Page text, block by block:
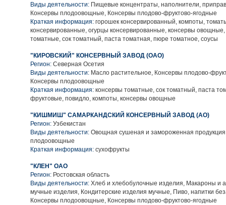
Виды деятельности: Пищевые концентраты, наполнители,
Консервы плодоовощные, Консервы плодово-фруктово-ягодные
Краткая информация: горошек консервированный, компоты,
консервированные, огурцы консервированные, консервы
томатные, сок томатный, паста томатная, пюре томатное, соусы
"КИРОВСКИЙ" КОНСЕРВНЫЙ ЗАВОД (ОАО)
Регион: Северная Осетия
Виды деятельности: Масло растительное, Консервы плодово-
Консервы плодоовощные
Краткая информация: консервы томатные, сок томатный, паста
фруктовые, повидло, компоты, консервы овощные
"КИШМИШ" САМАРКАНДСКИЙ КОНСЕРВНЫЙ ЗАВОД (АО)
Регион: Узбекистан
Виды деятельности: Овощная сушеная и замороженная
плодоовощные
Краткая информация: сухофрукты
"КЛЕН" ОАО
Регион: Ростовская область
Виды деятельности: Хлеб и хлебобулочные изделия, Макароны и
мучные изделия, Кондитерские изделия мучные, Пиво, напитки
Консервы плодоовощные, Консервы плодово-фруктово-ягодные